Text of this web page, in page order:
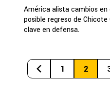
América alista cambios
posible regreso de
clave en defensa.
1 2